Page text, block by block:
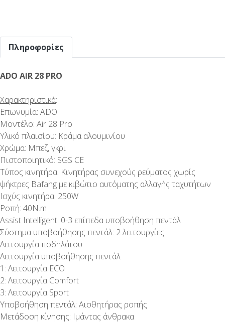
Πληροφορίες
ADO AIR 28 PRO
Χαρακτηριστικά:
Επωνυμία: ADO
Μοντέλο: Air 28 Pro
Υλικό πλαισίου: Κράμα αλουμινίου
Χρώμα: Μπεζ, γκρι
Πιστοποιητικό: SGS CE
Τύπος κινητήρα: Κινητήρας συνεχούς ρεύματος χωρίς
ψήκτρες Bafang με κιβώτιο αυτόματης αλλαγής ταχυτήτων
Ισχύς κινητήρα: 250W
Ροπή: 40Ν.m
Assist Intelligent: 0-3 επίπεδα υποβοήθηση πεντάλ
Σύστημα υποβοήθησης πεντάλ: 2 λειτουργίες
Λειτουργία ποδηλάτου
Λειτουργία υποβοήθησης πεντάλ
1: Λειτουργία ECO
2: Λειτουργία Comfort
3: Λειτουργία Sport
Υποβοήθηση πεντάλ: Αισθητήρας ροπής
Μετάδοση κίνησης: Ιμάντας άνθρακα